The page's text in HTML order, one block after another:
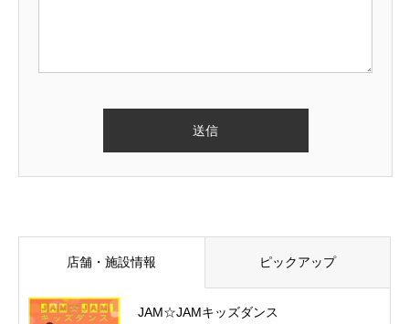
店舗・施設情報 ピックアップ
JAM☆JAMキッズダンス